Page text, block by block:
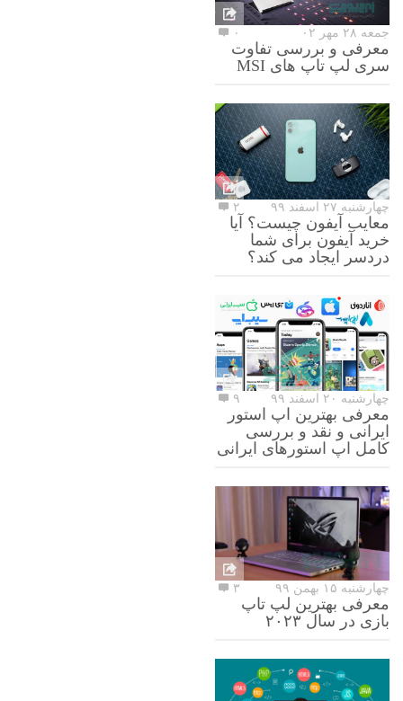
جمعه ۲۸ مهر ۰۲ ۰
معرفی و بررسی تفاوت
سری لپ تاپ های MSI
چهارشنبه ۲۷ اسفند ۹۹ ۲
معایب آیفون چیست؟ آیا
خرید آیفون برای شما
دردسر ایجاد می کند؟
چهارشنبه ۲۰ اسفند ۹۹ ۹
معرفی بهترین اپ استور
ایرانی و نقد و بررسی
کامل اپ استورهای ایرانی
چهارشنبه ۱۵ بهمن ۹۹ ۳
معرفی بهترین لپ تاپ
بازی در سال ۲۰۲۳